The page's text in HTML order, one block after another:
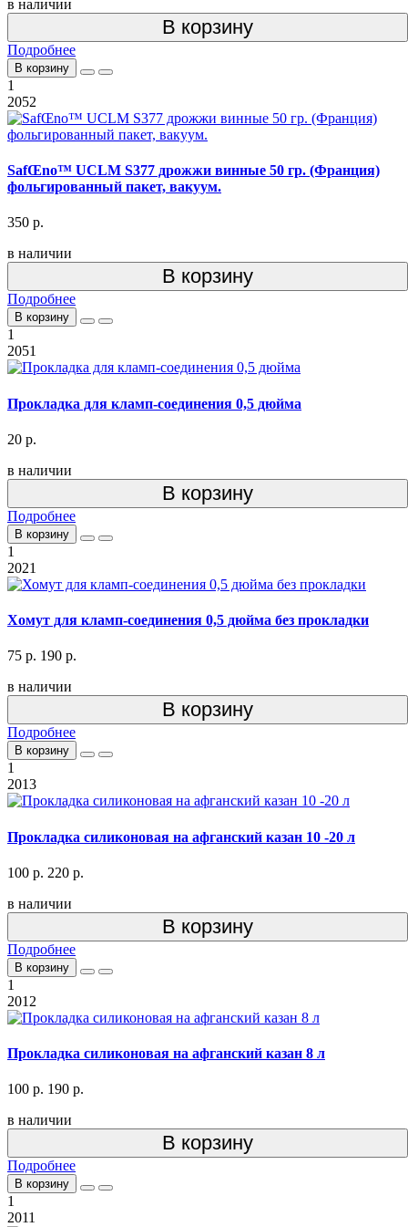
в наличии
В корзину
Подробнее
В корзину
1
2052
SafŒno™ UCLM S377 дрожжи винные 50 гр. (Франция)
фольгированный пакет, вакуум.
350 р.
в наличии
В корзину
Подробнее
В корзину
1
2051
Прокладка для кламп-соединения 0,5 дюйма
20 р.
в наличии
В корзину
Подробнее
В корзину
1
2021
Хомут для кламп-соединения 0,5 дюйма без прокладки
75 р. 190 р.
в наличии
В корзину
Подробнее
В корзину
1
2013
Прокладка силиконовая на афганский казан 10 -20 л
100 р. 220 р.
в наличии
В корзину
Подробнее
В корзину
1
2012
Прокладка силиконовая на афганский казан 8 л
100 р. 190 р.
в наличии
В корзину
Подробнее
В корзину
1
2011